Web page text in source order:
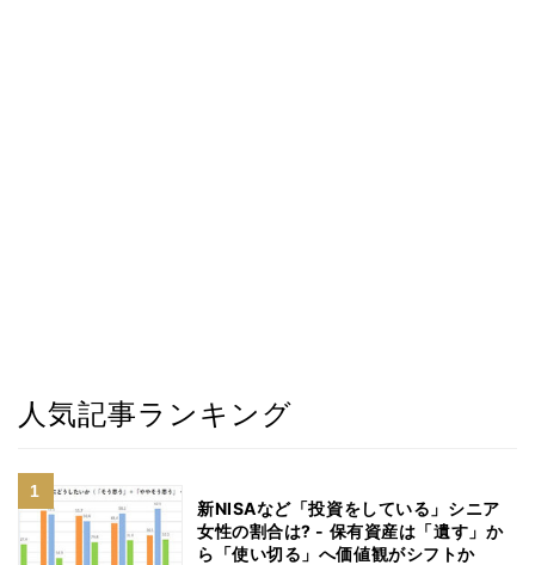
人気記事ランキング
新NISAなど「投資をしている」シニア
女性の割合は? - 保有資産は「遺す」か
ら「使い切る」へ価値観がシフトか